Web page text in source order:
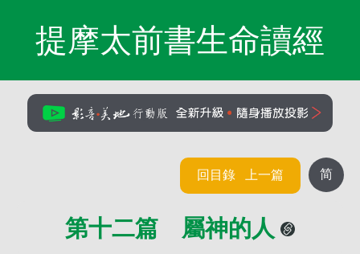
提摩太前書生命讀經
简
回目錄 上一篇
第十二篇 屬神的人